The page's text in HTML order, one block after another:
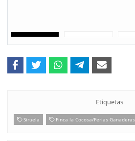
Etiquetas
Siruela Finca la Cocosa/Ferias Ganaderas